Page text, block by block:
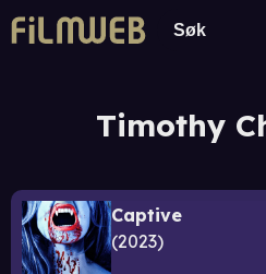
Timothy
Captive
2023